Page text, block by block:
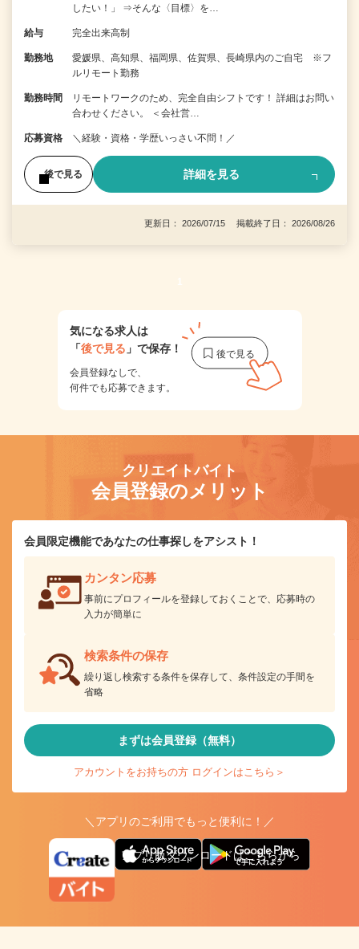
したい！」 ⇒そんな〈目標〉を…
給与 完全出来高制
勤務地
愛媛県、高知県、福岡県、佐賀県、長崎県内のご自宅 ※フ
ルリモート勤務
勤務時間
リモートワークのため、完全自由シフトです！ 詳細はお問い
合わせください。 ＜会社営…
応募資格 ＼経験・資格・学歴いっさい不問！／
後で見る 詳細を見る
更新日： 2026/07/15 掲載終了日： 2026/08/26
1
気になる求人は
「後で見る 」で保存！
会員登録なしで、
何件でも応募できます。
クリエイトバイト
会員登録のメリット
会員限定機能であなたの仕事探しをアシスト！
カンタン応募
事前にプロフィールを登録しておくことで、応募時の
入力が簡単に
検索条件の保存
繰り返し検索する条件を保存して、条件設定の手間を
省略
まずは会員登録（無料）
アカウントをお持ちの方 ログインはこちら＞
＼アプリのご利用でもっと便利に！／
アプリ版ダウンロードはこちらから